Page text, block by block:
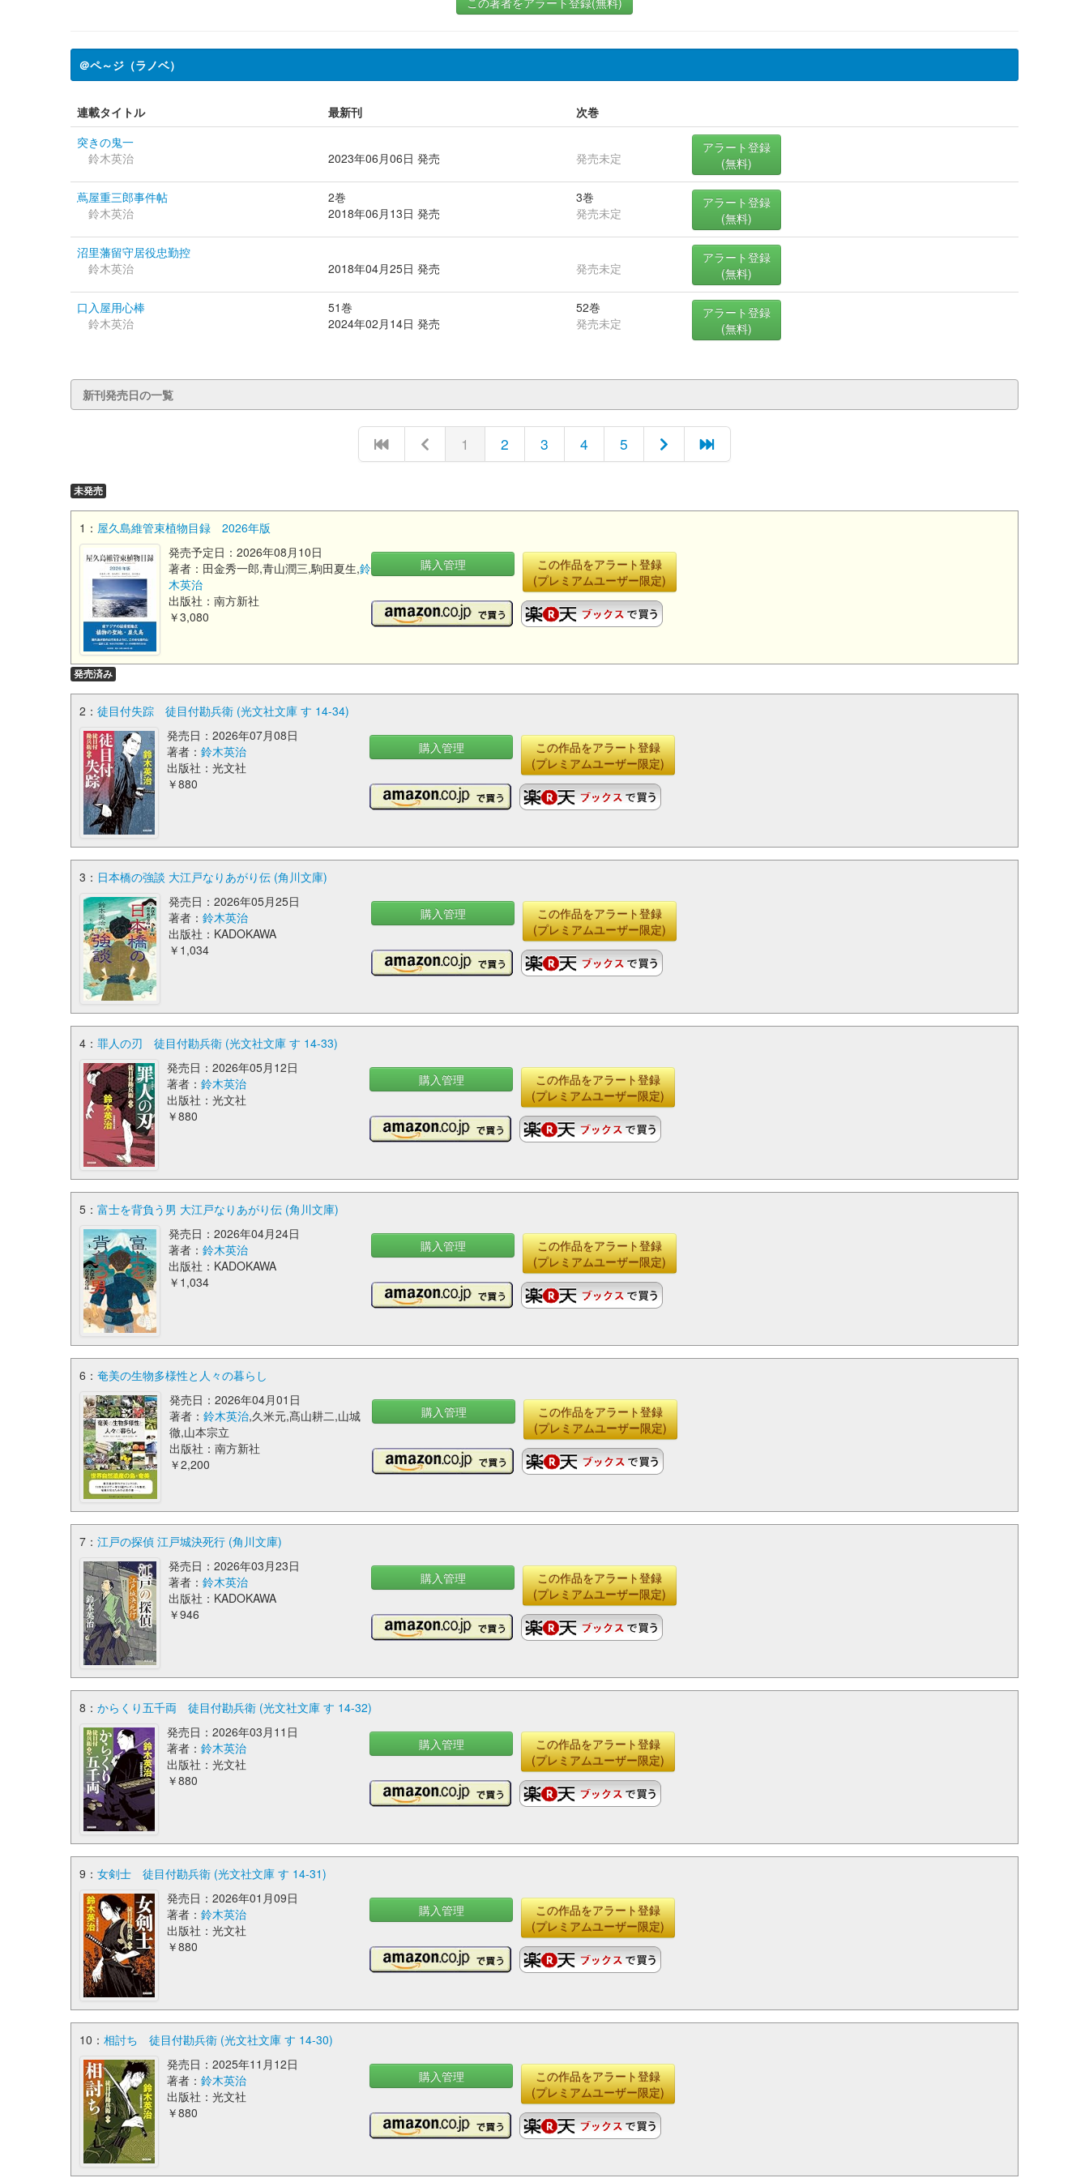
＠ペ～ジ（ラノベ）
連載タイトル 最新刊
次巻
突きの鬼一
鈴木英治
2023年06月06日 発売 発売未定
アラート登録
(無料)
蔦屋重三郎事件帖
鈴木英治
2巻
2018年06月13日 発売
3巻
発売未定
アラート登録
(無料)
沼里藩留守居役忠勤控
鈴木英治
2018年04月25日 発売 発売未定
アラート登録
(無料)
口入屋用心棒
鈴木英治
51巻
2024年02月14日 発売
52巻
発売未定
アラート登録
(無料)
新刊発売日の一覧
1 2 3 4 5
未発売
1： 屋久島維管束植物目録 2026年版
発売予定日：2026年08月10日
著者：田金秀一郎,青山潤三,駒田夏生,鈴
木英治
出版社：南方新社
￥3,080
購入管理
この作品をアラート登録
(プレミアムユーザー限定)
発売済み
2： 徒目付失踪 徒目付勘兵衛 (光文社文庫 す 14-34)
発売日：2026年07月08日
著者： 鈴木英治
出版社：光文社
￥880
購入管理
この作品をアラート登録
(プレミアムユーザー限定)
3： 日本橋の強談 大江戸なりあがり伝 (角川文庫)
発売日：2026年05月25日
著者：鈴木英治
出版社：KADOKAWA
￥1,034
購入管理
この作品をアラート登録
(プレミアムユーザー限定)
4： 罪人の刃 徒目付勘兵衛 (光文社文庫 す 14-33)
発売日：2026年05月12日
著者： 鈴木英治
出版社：光文社
￥880
購入管理
この作品をアラート登録
(プレミアムユーザー限定)
5： 富士を背負う男 大江戸なりあがり伝 (角川文庫)
発売日：2026年04月24日
著者：鈴木英治
出版社：KADOKAWA
￥1,034
購入管理
この作品をアラート登録
(プレミアムユーザー限定)
6： 奄美の生物多様性と人々の暮らし
発売日：2026年04月01日
著者：鈴木英治,久米元,髙山耕二,山城
徹,山本宗立
出版社：南方新社
￥2,200
購入管理
この作品をアラート登録
(プレミアムユーザー限定)
7： 江戸の探偵 江戸城決死行 (角川文庫)
発売日：2026年03月23日
著者：鈴木英治
出版社：KADOKAWA
￥946
購入管理
この作品をアラート登録
(プレミアムユーザー限定)
8： からくり五千両 徒目付勘兵衛 (光文社文庫 す 14-32)
発売日：2026年03月11日
著者： 鈴木英治
出版社：光文社
￥880
購入管理
この作品をアラート登録
(プレミアムユーザー限定)
9： 女剣士 徒目付勘兵衛 (光文社文庫 す 14-31)
発売日：2026年01月09日
著者： 鈴木英治
出版社：光文社
￥880
購入管理
この作品をアラート登録
(プレミアムユーザー限定)
10： 相討ち 徒目付勘兵衛 (光文社文庫 す 14-30)
発売日：2025年11月12日
著者： 鈴木英治
出版社：光文社
￥880
購入管理
この作品をアラート登録
(プレミアムユーザー限定)